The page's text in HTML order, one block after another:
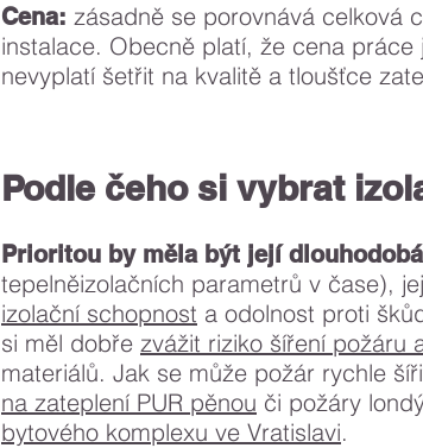
Cena: zásadně se porovnává celková
instalace. Obecně platí, že cena práce
nevyplatí šetřit na kvalitě a tloušťce
Podle čeho si vybrat
Prioritou by měla být její
tepelněizolačních parametrů v čase),
izolační schopnost a odolnost proti
si měl dobře zvážit riziko šíření požáru
materiálů. Jak se může požár rychle
na zateplení PUR pěnou či požáry
bytového komplexu ve Vratislavi.